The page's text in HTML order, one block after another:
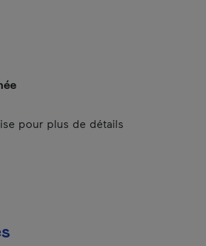
pour plus de détails